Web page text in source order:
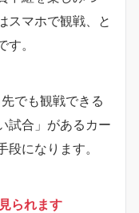
スマホで観戦、と
。
でも観戦できる
試合」があるカー
になります。
られます